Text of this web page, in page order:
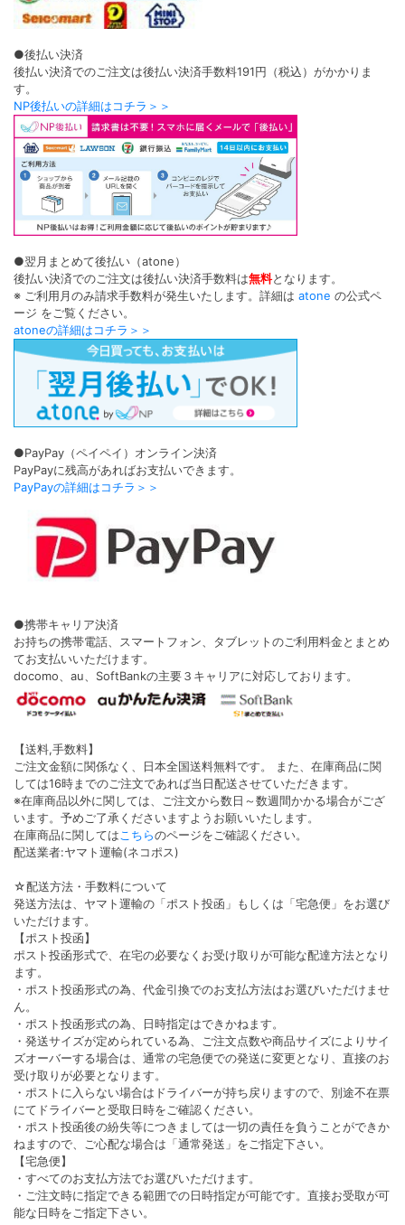
●後払い決済
後払い決済でのご注文は後払い決済手数料191円（税込）がかかりま
す。
NP後払いの詳細はコチラ＞＞
●翌月まとめて後払い（atone）
後払い決済でのご注文は後払い決済手数料は無料となります。
※ ご利用月のみ請求手数料が発生いたします。詳細は atone の公式ペ
ージ をご覧ください。
atoneの詳細はコチラ＞＞
●PayPay（ペイペイ）オンライン決済
PayPayに残高があればお支払いできます。
PayPayの詳細はコチラ＞＞
●携帯キャリア決済
お持ちの携帯電話、スマートフォン、タブレットのご利用料金とまとめ
てお支払いいただけます。
docomo、au、SoftBankの主要３キャリアに対応しております。
【送料,手数料】
ご注文金額に関係なく、日本全国送料無料です。 また、在庫商品に関
しては16時までのご注文であれば当日配送させていただきます。
※在庫商品以外に関しては、ご注文から数日～数週間かかる場合がござ
います。予めご了承くださいますようお願いいたします。
在庫商品に関しては こちらのページをご確認ください。
配送業者:ヤマト運輸(ネコポス)
☆配送方法・手数料について
発送方法は、ヤマト運輸の「ポスト投函」もしくは「宅急便」をお選び
いただけます。
【ポスト投函】
ポスト投函形式で、在宅の必要なくお受け取りが可能な配達方法となり
ます。
・ポスト投函形式の為、代金引換でのお支払方法はお選びいただけませ
ん。
・ポスト投函形式の為、日時指定はできかねます。
・発送サイズが定められている為、ご注文点数や商品サイズによりサイ
ズオーバーする場合は、通常の宅急便での発送に変更となり、直接のお
受け取りが必要となります。
・ポストに入らない場合はドライバーが持ち戻りますので、別途不在票
にてドライバーと受取日時をご確認ください。
・ポスト投函後の紛失等につきましては一切の責任を負うことができか
ねますので、ご心配な場合は「通常発送」をご指定下さい。
【宅急便】
・すべてのお支払方法でお選びいただけます。
・ご注文時に指定できる範囲での日時指定が可能です。直接お受取が可
能な日時をご指定下さい。